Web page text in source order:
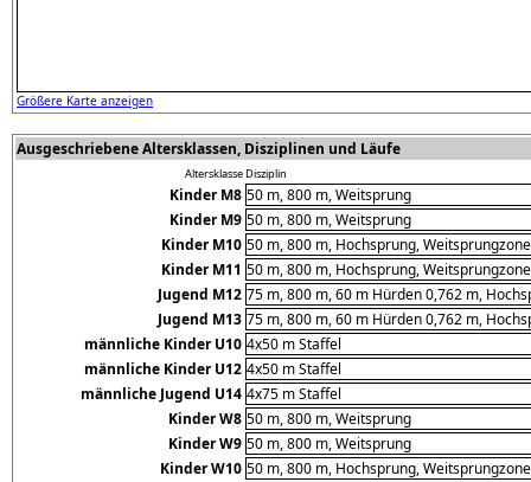
Größere Karte anzeigen
Ausgeschriebene Altersklassen, Disziplinen und Läufe
AltersklasseDisziplin
Kinder M8 50 m, 800 m, Weitsprung
Kinder M9 50 m, 800 m, Weitsprung
Kinder M10 50 m, 800 m, Hochsprung,
Kinder M11 50 m, 800 m, Hochsprung,
Jugend M12 75 m, 800 m, 60 m Hürden 0,762 m,
Jugend M13 75 m, 800 m, 60 m Hürden 0,762 m,
männliche Kinder U10 4x50 m Staffel
männliche Kinder U12 4x50 m Staffel
männliche Jugend U14 4x75 m Staffel
Kinder W8 50 m, 800 m, Weitsprung
Kinder W9 50 m, 800 m, Weitsprung
Kinder W10 50 m, 800 m, Hochsprung,